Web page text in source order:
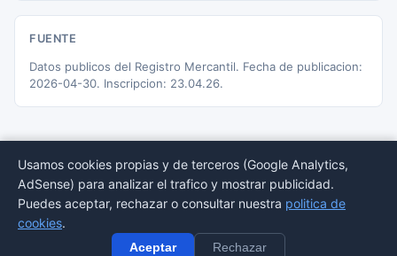
FUENTE
Datos publicos del Registro Mercantil. Fecha de publicacion:
2026-04-30. Inscripcion: 23.04.26.
© 2026 BORMEDirectorio — Datos publicos del Registro Mercantil
Provincias
legal
Usamos cookies propias y de terceros (Google Analytics,
AdSense) para analizar el trafico y mostrar publicidad.
Puedes aceptar, rechazar o consultar nuestra politica de
cookies.
Aceptar Rechazar